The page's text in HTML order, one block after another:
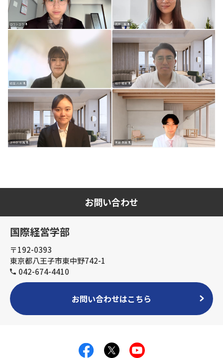
お問い合わせ
国際経営学部
〒192-0393
東京都八王子市東中野742-1
042-674-4410
お問い合わせはこちら